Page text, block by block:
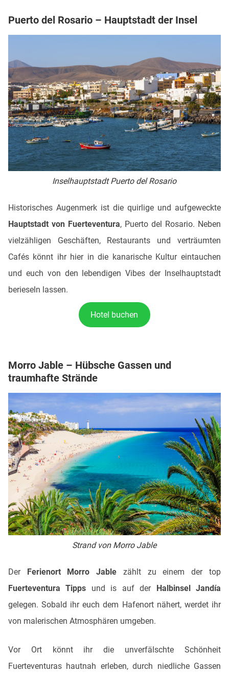
Puerto del Rosario – Hauptstadt der Insel
Inselhauptstadt Puerto del Rosario
Historisches Augenmerk ist die quirlige und aufgeweckte
Hauptstadt von Fuerteventura, Puerto del Rosario. Neben
vielzähligen Geschäften, Restaurants und verträumten
Cafés könnt ihr hier in die kanarische Kultur eintauchen
und euch von den lebendigen Vibes der Inselhauptstadt
berieseln lassen.
Hotel buchen
Morro Jable – Hübsche Gassen und
traumhafte Strände
Strand von Morro Jable
Der Ferienort Morro Jable zählt zu einem der top
Fuerteventura Tipps und is auf der Halbinsel Jandía
gelegen. Sobald ihr euch dem Hafenort nähert, werdet ihr
von malerischen Atmosphären umgeben.
Vor Ort könnt ihr die unverfälschte Schönheit
Fuerteventuras hautnah erleben, durch niedliche Gassen